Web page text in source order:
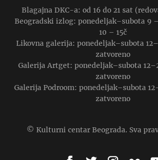
MEĐUNARODNA SARADNJA
IGRA I SVETLO NA OTVORENOM
Izrael u Beogradu, na poziv Aleksandra